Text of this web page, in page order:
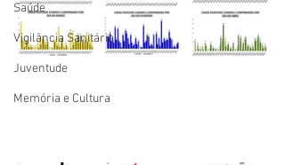
Saúde
Vigilãncia Sanitária
Juventude
Memória e Cultura